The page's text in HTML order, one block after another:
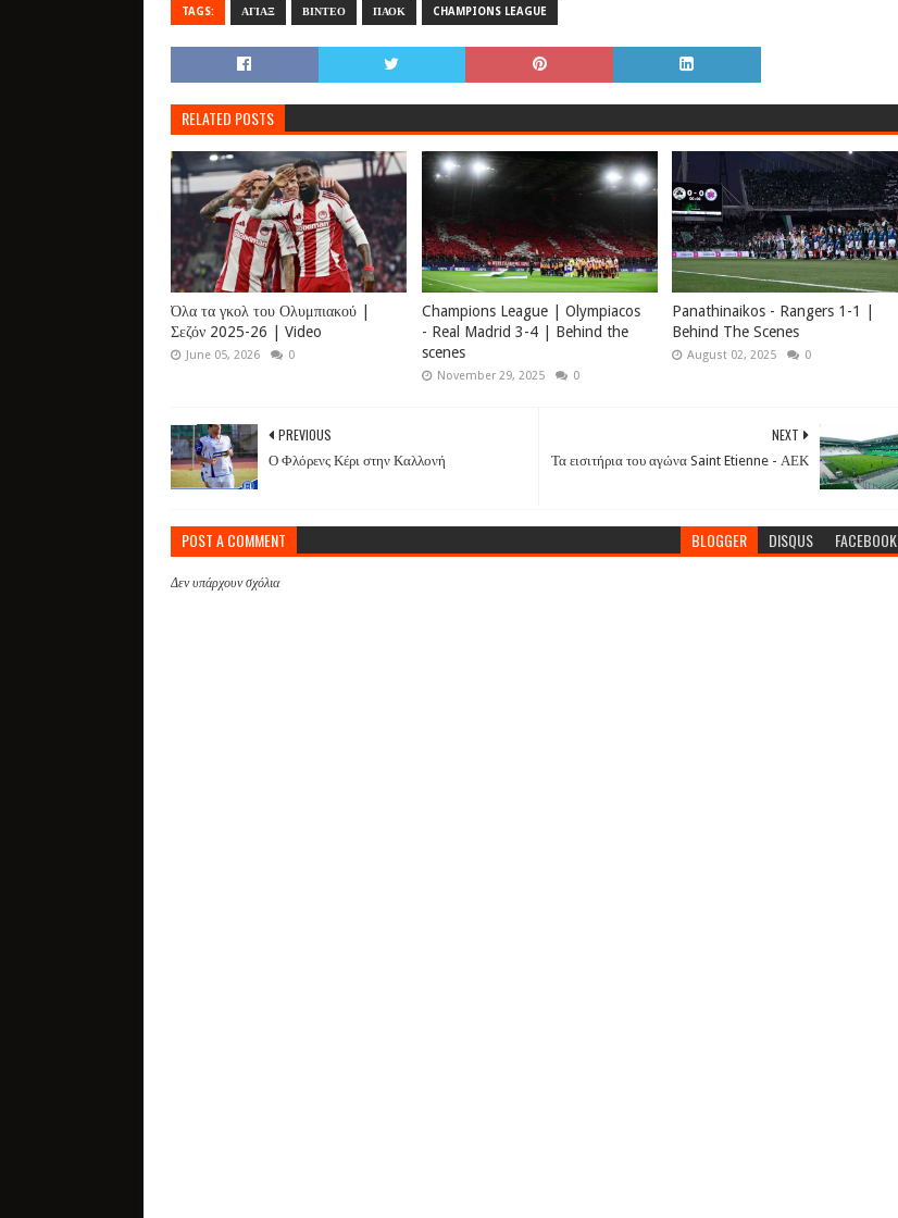
TAGS: ΑΓΙΑΞ ΒΙΝΤΕΟ ΠΑΟΚ CHAMPIONS LEAGUE
RELATED POSTS
Όλα τα γκολ του Ολυμπιακού |
Σεζόν 2025-26 | Video
June 05, 2026 0
Champions League | Olympiacos​
- Real Madrid 3-4 | Behind the
scenes
November 29, 2025 0
Panathinaikos - Rangers 1-1 |
Behind The Scenes
August 02, 2025 0
NEXT
Τα εισιτήρια του αγώνα Saint Etienne - ΑΕΚ
PREVIOUS
Ο Φλόρενς Κέρι στην Καλλονή
POST A COMMENT BLOGGER DISQUS FACEBOOK
Δεν υπάρχουν σχόλια